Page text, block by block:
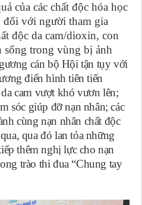
của các chất độc hóa học
đối với người tham gia
độc da cam/dioxin, con
sống trong vùng bị ảnh
cán bộ Hội tận tụy với
điển hình tiên tiến
cam vượt khó vươn lên;
sóc giúp đỡ nạn nhân; các
cùng nạn nhân chất độc
qua đó lan tỏa những
thêm nghị lực cho nạn
trào thi đua “Chung tay